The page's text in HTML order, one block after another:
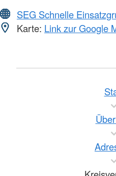
SEG Schnelle
Karte: Link zur Google